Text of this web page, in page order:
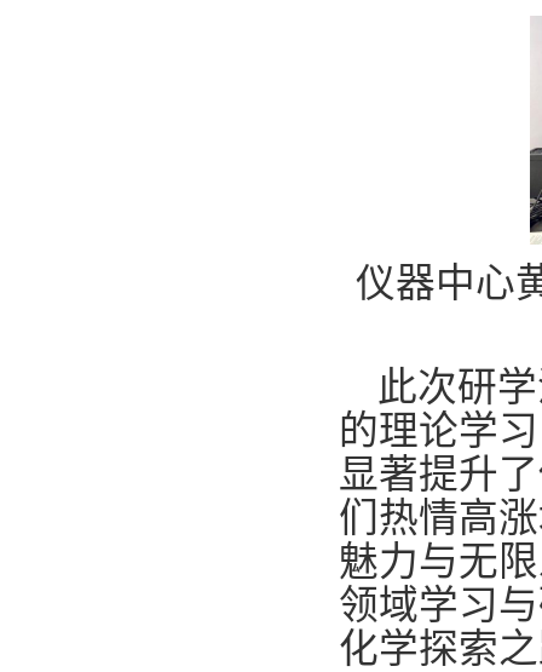
仪器中心
此次研
的理论学
显著提升
们热情高
魅力与无
领域学习
化学探索